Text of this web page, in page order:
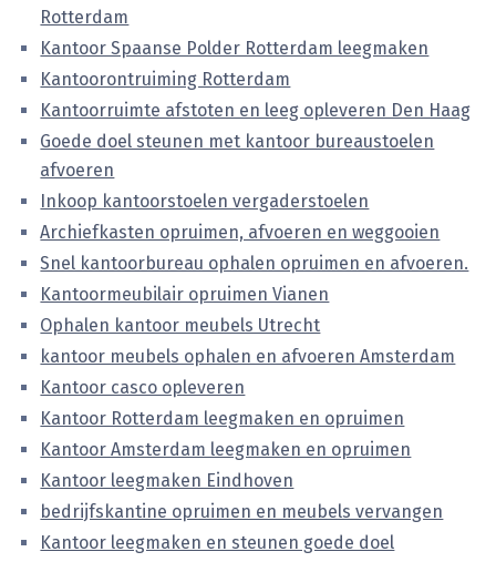
Rotterdam
Kantoor Spaanse Polder Rotterdam leegmaken
Kantoorontruiming Rotterdam
Kantoorruimte afstoten en leeg opleveren Den Haag
Goede doel steunen met kantoor bureaustoelen
afvoeren
Inkoop kantoorstoelen vergaderstoelen
Archiefkasten opruimen, afvoeren en weggooien
Snel kantoorbureau ophalen opruimen en afvoeren.
Kantoormeubilair opruimen Vianen
Ophalen kantoor meubels Utrecht
kantoor meubels ophalen en afvoeren Amsterdam
Kantoor casco opleveren
Kantoor Rotterdam leegmaken en opruimen
Kantoor Amsterdam leegmaken en opruimen
Kantoor leegmaken Eindhoven
bedrijfskantine opruimen en meubels vervangen
Kantoor leegmaken en steunen goede doel